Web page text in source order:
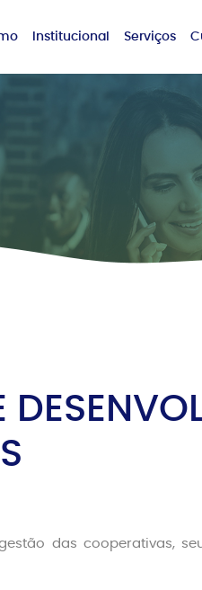
Institucional Serviços
das cooperativas,